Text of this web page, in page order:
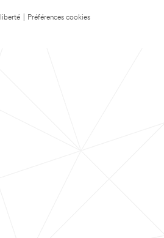
Préférences cookies